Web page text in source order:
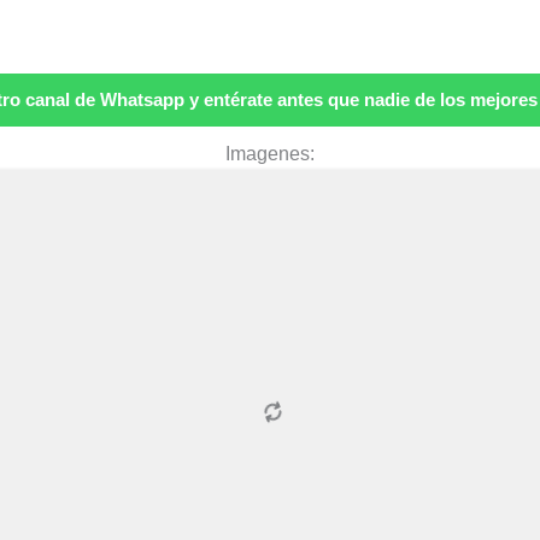
canal de Whatsapp y entérate antes que nadie de los
Imagenes: